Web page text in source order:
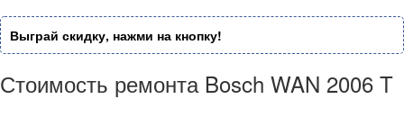
Выграй скидку, нажми на кнопку!
Стоимость ремонта Bosch WAN 2006 T